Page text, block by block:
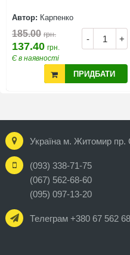
Автор: Карпенко
- +
185.00 грн.
137.40 грн.
Є в наявності
ПРИДБАТИ
Україна м. Житомир пр.
(093) 338-71-75
(067) 562-68-60
(095) 097-13-20
Телеграм +380 67 562